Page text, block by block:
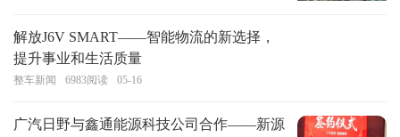
解放J6V SMART——智能物流的新选择，
提升事业和生活质量
整车新闻 6983阅读 05-16
广汽日野与鑫通能源科技公司合作——新源